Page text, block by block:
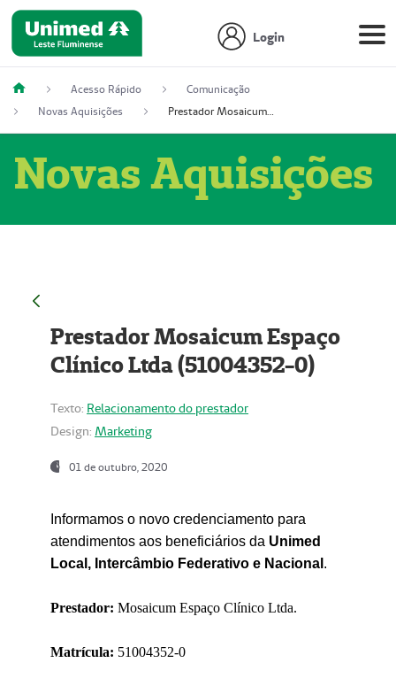
Login
Acesso Rápido
Comunicação
Novas Aquisições
Prestador Mosaicum Espaço Clínico Ltda (51004352-0)
Novas Aquisições
Prestador Mosaicum Espaço
Clínico Ltda (51004352-0)
Texto: Relacionamento do prestador
Design: Marketing
01 de outubro, 2020
Informamos o novo credenciamento para
atendimentos aos beneficiários da Unimed
Local, Intercâmbio Federativo e Nacional .
Prestador: Mosaicum Espaço Clínico Ltda.
Matrícula: 51004352-0